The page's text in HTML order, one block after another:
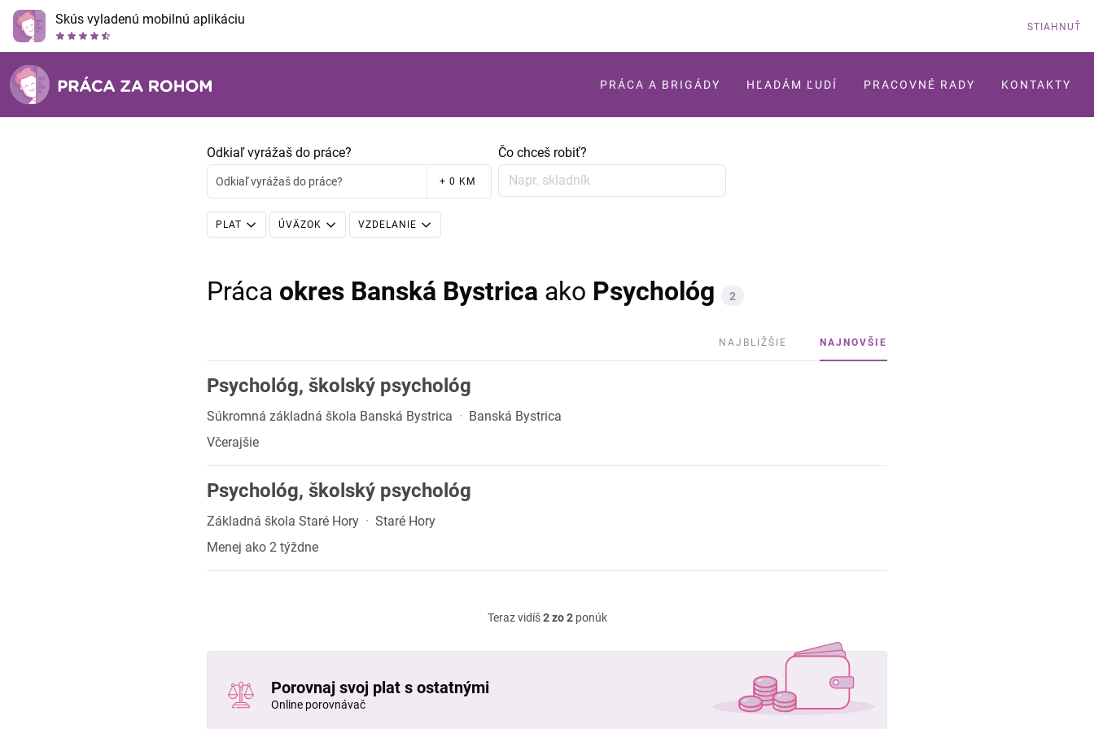
Skús vyladenú mobilnú aplikáciu STIAHNUŤ
PRÁCA A BRIGÁDY HĽADÁM ĽUDÍ PRACOVNÉ RADY KONTAKTY
Odkiaľ vyrážaš do práce?
Odkiaľ vyrážaš do práce? + 0 KM
Čo chceš robiť?
PLAT ÚVÄZOK VZDELANIE
Práca okres Banská Bystrica ako Psychológ 2
NAJBLIŽŠIE NAJNOVŠIE
Psychológ, školský psychológ
Súkromná základná škola Banská Bystrica · Banská Bystrica
Včerajšie
Psychológ, školský psychológ
Základná škola Staré Hory · Staré Hory
Menej ako 2 týždne
Teraz vidíš2 zo 2ponúk
Porovnaj svoj plat s ostatnými
Online porovnávač